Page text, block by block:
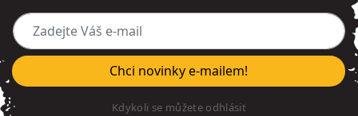
Zadejte Váš e-mail
Chci novinky e-mailem!
Kdykoli se můžete odhlásit